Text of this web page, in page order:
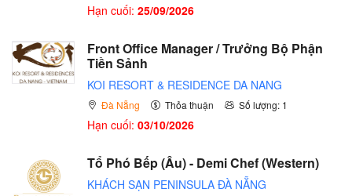
Hạn cuối: 25/09/2026
Front Office Manager / Trưởng Bộ Phận
Tiền Sảnh
KOI RESORT & RESIDENCE DA NANG
Đà Nẵng Thỏa thuận Số lượng: 1
Hạn cuối: 03/10/2026
Tổ Phó Bếp (Âu) - Demi Chef (Western)
KHÁCH SẠN PENINSULA ĐÀ NẴNG